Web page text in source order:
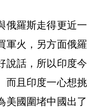
俄羅斯走得更近一
軍火，另方面俄羅
說話，所以印度今
而且印度一心想挑
美國圍堵中國出了